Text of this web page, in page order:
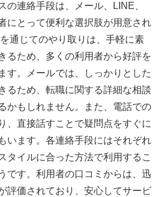
の連絡手段は、メール、LINE、
にとって便利な選択肢が用意され
通じてのやり取りは、手軽に素
るため、多くの利用者から好評を
す。メールでは、しっかりとした
るため、転職に関する詳細な相談
かもしれません。また、電話での
、直接話すことで疑問点をすぐに
います。各連絡手段にはそれぞれ
タイルに合った方法で利用するこ
です。利用者の口コミからは、迅
評価されており、安心してサービ